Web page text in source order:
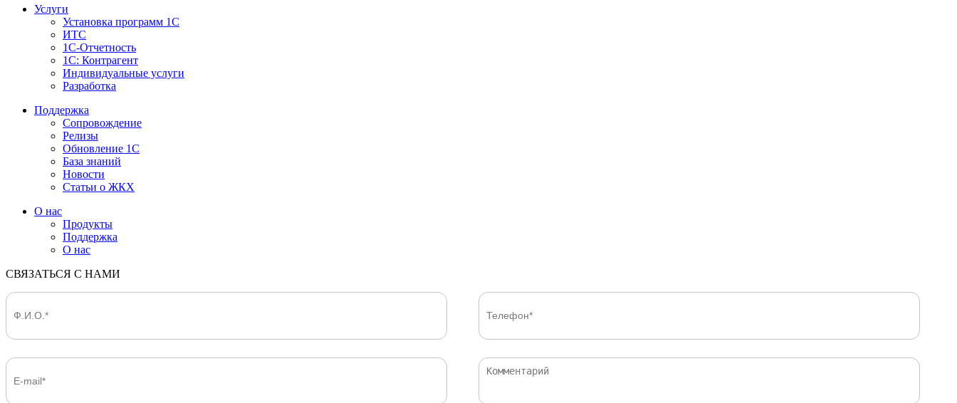
Услуги
Установка программ 1С
ИТС
1С-Отчетность
1С: Контрагент
Индивидуальные услуги
Разработка
Поддержка
Сопровождение
Релизы
Обновление 1С
База знаний
Новости
Статьи о ЖКХ
О нас
Продукты
Поддержка
О нас
СВЯЗАТЬСЯ С НАМИ